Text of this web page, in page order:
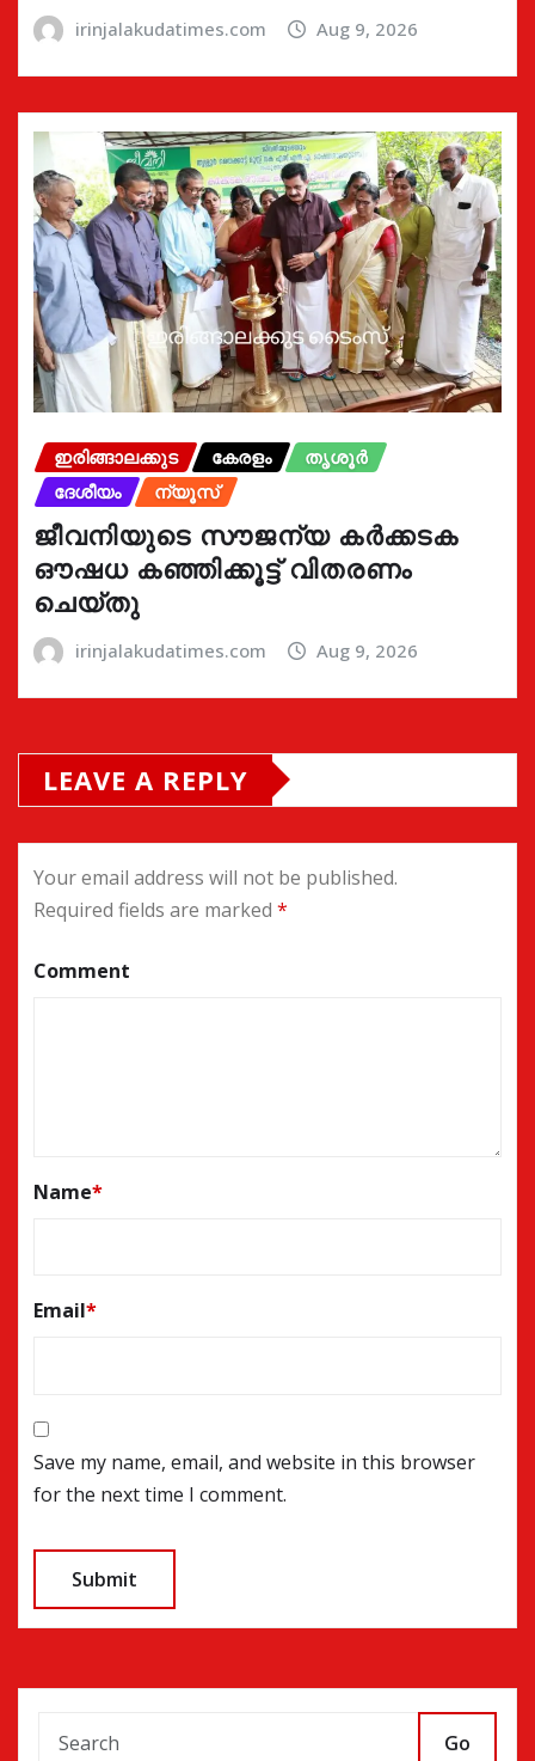
irinjalakudatimes.com Aug 9, 2026
ഇരിങ്ങാലക്കുട കേരളം
തൃശൂർ
ദേശീയം
ന്യൂസ്
ജീവനിയുടെ സൗജന്യ കർക്കടക
ഔഷധ കഞ്ഞിക്കൂട്ട് വിതരണം
ചെയ്തു
irinjalakudatimes.com Aug 9, 2026
LEAVE A REPLY
Your email address will not be published.
Required fields are marked *
Comment
Name*
Email*
Save my name, email, and website in this browser
for the next time I comment.
Go